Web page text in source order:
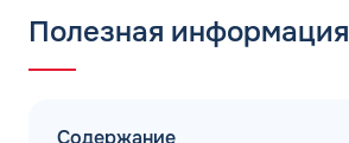
Полезная информация
Содержание